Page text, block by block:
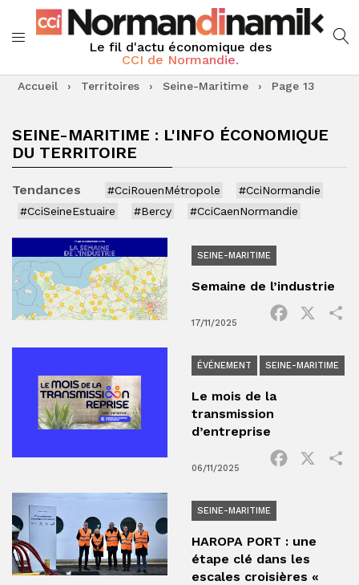
Le fil d'actu économique des
CCI de Normandie.
Accueil › Territoires › Seine-Maritime › Page 13
SEINE-MARITIME : L'INFO ÉCONOMIQUE
DU TERRITOIRE
Tendances #CciRouenMétropole
#CciNormandie
#CciSeineEstuaire
#Bercy #CciCaenNormandie
SEINE-MARITIME
Semaine de l’industrie
17/11/2025
Facebook
ÉVÉNEMENT SEINE-MARITIME
Le mois de la
transmission
d’entreprise
06/11/2025
Facebook
SEINE-MARITIME
HAROPA PORT : une
étape clé dans les
escales croisières «